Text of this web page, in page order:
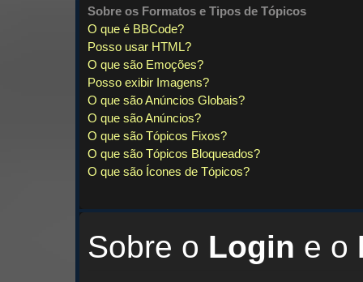
Sobre os Formatos e Tipos de Tópicos
O que é BBCode?
Posso usar HTML?
O que são Emoções?
Posso exibir Imagens?
O que são Anúncios Globais?
O que são Anúncios?
O que são Tópicos Fixos?
O que são Tópicos Bloqueados?
O que são Ícones de Tópicos?
Sobre o Login e o